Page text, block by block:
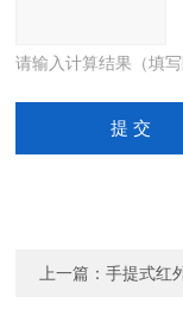
请输入计算结果（填
上一篇：手提式红